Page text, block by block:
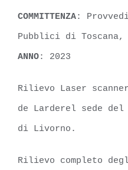
COMMITTENZA:
Pubblici di Toscana,
ANNO: 2023
Rilievo Laser
de Larderel sede
di Livorno.
Rilievo completo